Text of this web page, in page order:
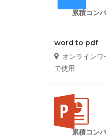
累積コン
word to pdf
オンライン
で使用
累積コン